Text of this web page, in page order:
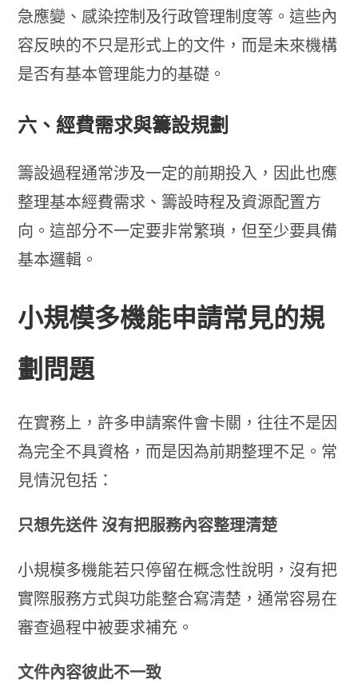
急應變、感染控制及行政管理制度等。這些內
容反映的不只是形式上的文件，而是未來機構
是否有基本管理能力的基礎。
六、經費需求與籌設規劃
籌設過程通常涉及一定的前期投入，因此也應
整理基本經費需求、籌設時程及資源配置方
向。這部分不一定要非常繁瑣，但至少要具備
基本邏輯。
小規模多機能申請常見的規
劃問題
在實務上，許多申請案件會卡關，往往不是因
為完全不具資格，而是因為前期整理不足。常
見情況包括：
只想先送件 沒有把服務內容整理清楚
小規模多機能若只停留在概念性說明，沒有把
實際服務方式與功能整合寫清楚，通常容易在
審查過程中被要求補充。
文件內容彼此不一致